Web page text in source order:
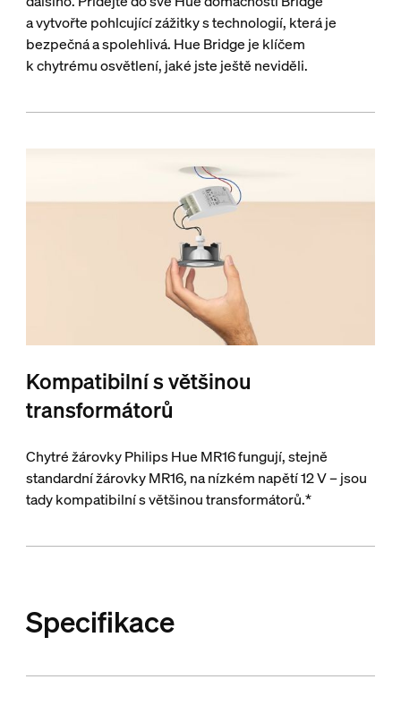
a vytvořte pohlcující zážitky s technologií, která je
bezpečná a spolehlivá. Hue Bridge je klíčem
k chytrému osvětlení, jaké jste ještě neviděli.
Kompatibilní s většinou
transformátorů
Chytré žárovky Philips Hue MR16 fungují, stejně
standardní žárovky MR16, na nízkém napětí 12 V – jsou
tady kompatibilní s většinou transformátorů.*
Specifikace